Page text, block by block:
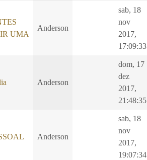
UMA
Anderson
sab, 18
nov
2017,
17:09:33
Anderson
dom, 17
dez
2017,
21:48:35
Anderson
sab, 18
nov
2017,
19:07:34